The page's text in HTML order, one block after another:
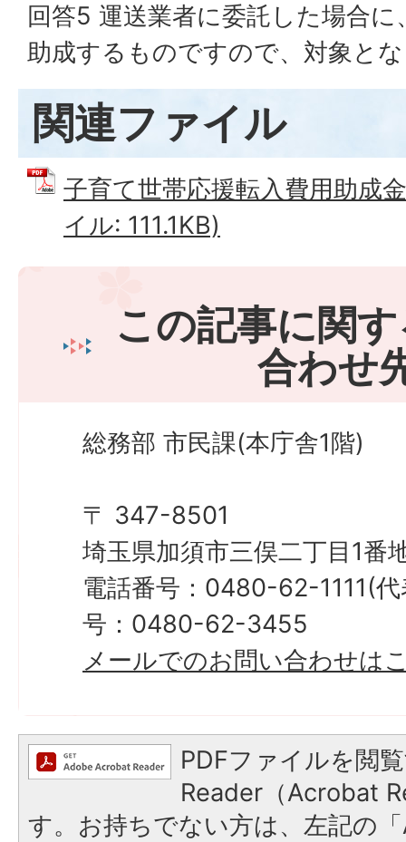
回答5 運送業者に委託した場合
助成するものですので、対象と
関連ファイル
子育て世帯応援転入費用助成
イル: 111.1KB)
この記事に関
合わせ
総務部 市民課(本庁舎1階)
〒 347-8501
埼玉県加須市三俣二丁目1番
電話番号：0480-62-1111(
号：0480-62-3455
メールでのお問い合わせは
PDFファイルを閲
Reader（Acrobat
す。お持ちでない方は、左記の